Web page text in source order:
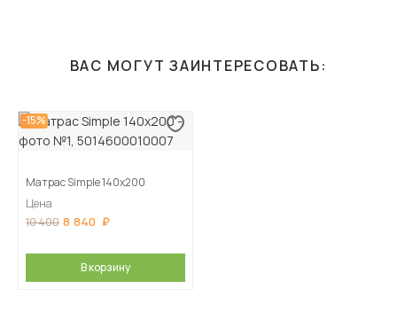
ВАС МОГУТ ЗАИНТЕРЕСОВАТЬ:
-15%
Матрас Simple 140х200
Цена
10 400 8 840
В корзину